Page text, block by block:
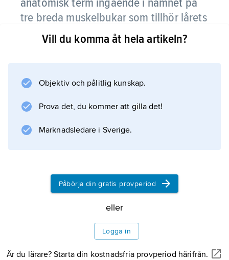
tre breda muskelbukar som tillhör lårets
fyrhövdade muskel (musculus
quadriceps femoris ):musculus vastus
yttre, mellersta respektive inre breda
lårmuskeln.
Vill du komma åt hela artikeln?
Objektiv och pålitlig kunskap.
Prova det, du kommer att gilla det!
Marknadsledare i Sverige.
Påbörja din gratis provperiod
eller
Logga in
Är du lärare? Starta din kostnadsfria provperiod härifrån.